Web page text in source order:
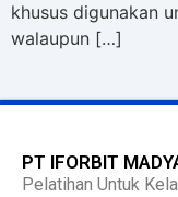
khusus digunakan
walaupun […]
PT IFORBIT
Pelatihan Untuk